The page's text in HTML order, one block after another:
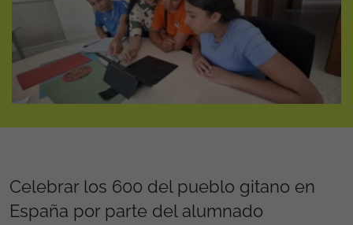
Celebrar los 600 del pueblo gitano en
España por parte del alumnado